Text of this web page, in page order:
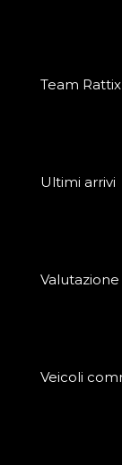
Team Rattix
Ultimi arrivi
Veicoli